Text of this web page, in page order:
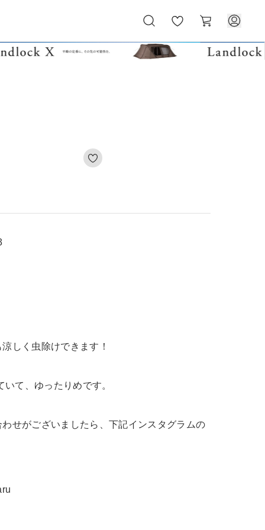
気
に
ー
ト
しく虫除けできます！
て、ゆったりめです。
せがございましたら、下記インスタグラムの